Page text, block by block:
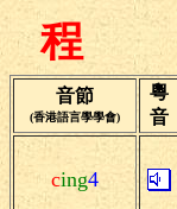
程
音節
(香港語言學學會)
粵
音
cing4